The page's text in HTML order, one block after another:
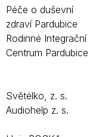
Péče o duševní
zdraví Pardubice
Rodinné Integrační
Centrum Pardubice
Světélko, z. s.
Audiohelp z. s.